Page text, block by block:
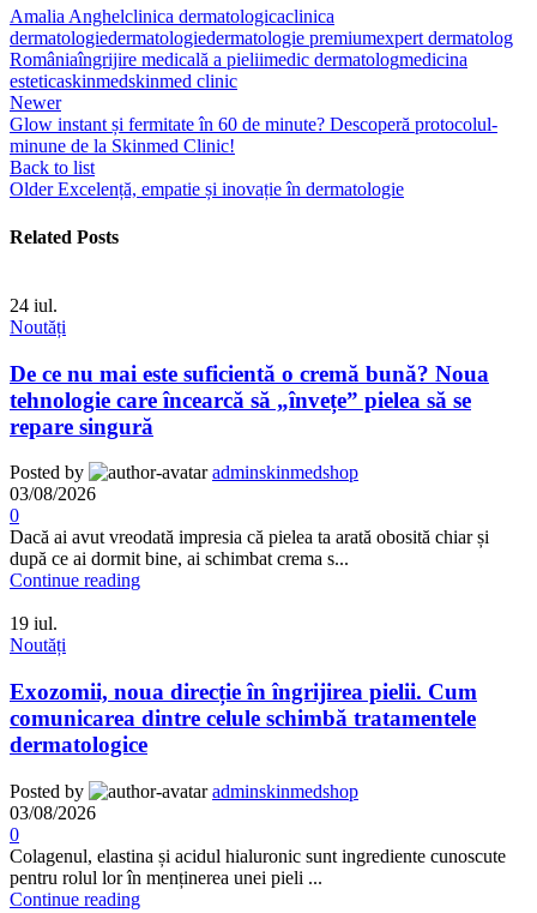
Amalia Anghelclinica dermatologicaclinica
dermatologiedermatologiedermatologie premiumexpert dermatolog
Româniaîngrijire medicală a pieliimedic dermatologmedicina
esteticaskinmedskinmed clinic
Newer
Glow instant și fermitate în 60 de minute? Descoperă protocolul-
minune de la Skinmed Clinic!
Back to list
Older Excelență, empatie și inovație în dermatologie
Related Posts
24 iul.
Noutăți
De ce nu mai este suficientă o cremă bună? Noua
tehnologie care încearcă să „învețe” pielea să se
repare singură
Posted by
adminskinmedshop
03/08/2026
0
Dacă ai avut vreodată impresia că pielea ta arată obosită chiar și
după ce ai dormit bine, ai schimbat crema s...
Continue reading
19 iul.
Noutăți
Exozomii, noua direcție în îngrijirea pielii. Cum
comunicarea dintre celule schimbă tratamentele
dermatologice
Posted by
adminskinmedshop
03/08/2026
0
Colagenul, elastina și acidul hialuronic sunt ingrediente cunoscute
pentru rolul lor în menținerea unei pieli ...
Continue reading